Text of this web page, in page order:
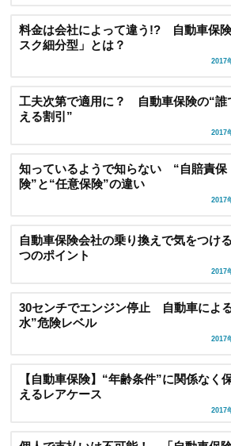
料金は会社によって違う!? 自動車保
スク細分型」とは？
2017
工夫次第で適用に？ 自動車保険の“誰
える割引”
2017
知っているようで知らない “自賠責保
険”と“任意保険”の違い
2017
自動車保険会社の乗り換えで気をつけ
つのポイント
2017
30センチでエンジン停止 自動車によ
水”危険レベル
2017
【自動車保険】“年齢条件”に関係なく
えるレアケース
2017